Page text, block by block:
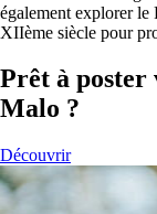
également explorer le
XIIème siècle pour
Prêt à poster
Malo ?
Découvrir